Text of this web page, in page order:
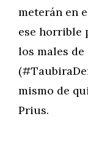
meterán en
ese horrible
los males
mismo de
Prius.